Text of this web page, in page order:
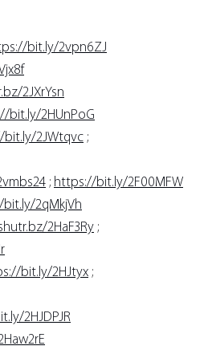
bit.ly/2vpn6ZJ
2JXrYsn
bit.ly/2HUnPoG
bit.ly/2JWtqvc ;
; https://bit.ly/2F00MFW
2qMkjVh
2HaF3Ry ;
bit.ly/2HJtyx ;
2HJDPJR